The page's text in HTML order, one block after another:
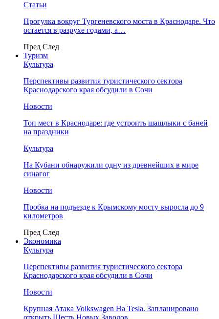
Статьи
Прогулка вокруг Тургеневского моста в Краснодаре. Что
остается в разрухе годами, а…
Пред След
Туризм
Культура
Перспективы развития туристического сектора
Краснодарского края обсудили в Сочи
Новости
Топ мест в Краснодаре: где устроить шашлыки с баней
на праздники
Культура
На Кубани обнаружили одну из древнейших в мире
синагог
Новости
Пробка на подъезде к Крымскому мосту выросла до 9
километров
Пред След
Экономика
Культура
Перспективы развития туристического сектора
Краснодарского края обсудили в Сочи
Новости
Крупная Атака Volkswagen На Tesla. Запланировано
открыть Шесть Новых Заводов